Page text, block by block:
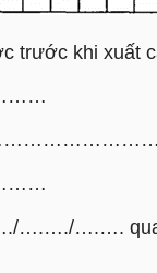
trước khi
….…./….…./